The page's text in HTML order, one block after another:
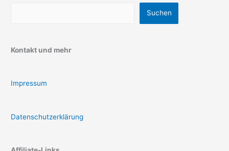
Suchen
Kontakt und mehr
Impressum
Datenschutzerklärung